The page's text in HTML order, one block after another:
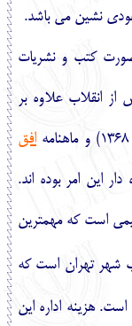
‏نشين مي باشد.
كتب و نشريات
انقلاب علاوه بر
افق
دار اين امر بوده ‏اند.
است كه مهمترين
شهر تهران است كه
هزينه اداره اين